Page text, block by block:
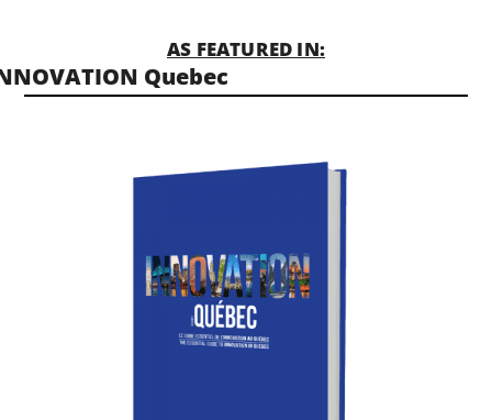
AS FEATURED IN:
Quebec